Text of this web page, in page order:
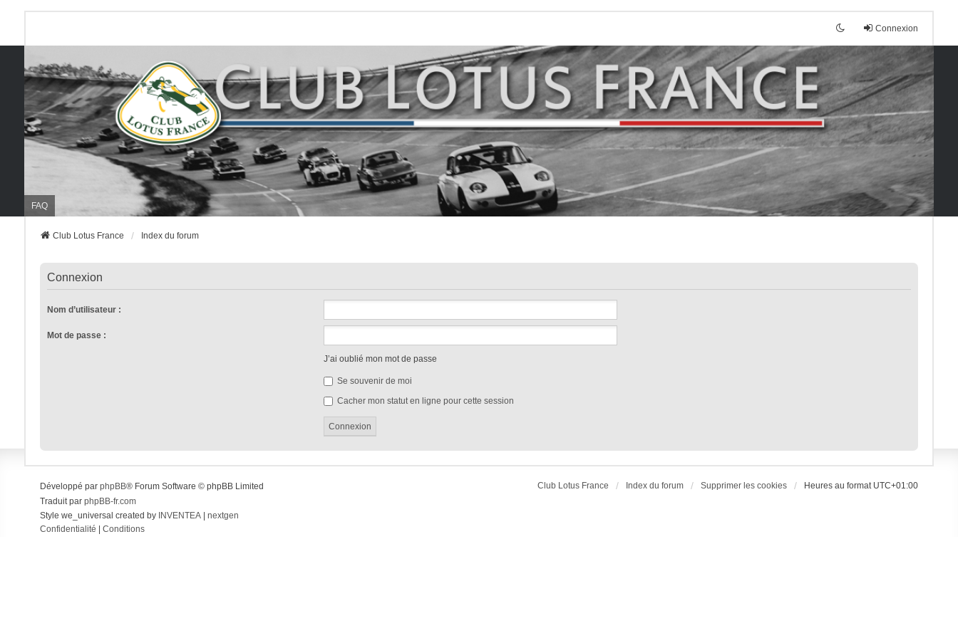
Connexion
FAQ
Club Lotus France Index du forum
Connexion
Nom d’utilisateur :
Mot de passe :
J’ai oublié mon mot de passe
Se souvenir de moi
Cacher mon statut en ligne pour cette session
Club Lotus France Index du forum Supprimer les cookies Heures au format UTC+01:00
Développé par phpBB® Forum Software © phpBB Limited
Traduit par phpBB-fr.com
Style we_universal created by INVENTEA| nextgen
Confidentialité
Conditions